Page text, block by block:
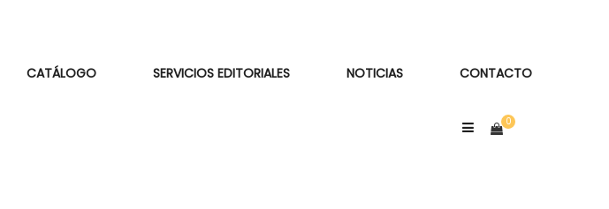
CATÁLOGO SERVICIOS EDITORIALES NOTICIAS CONTACTO